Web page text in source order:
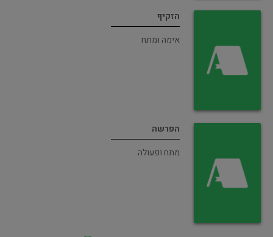
הזקיף
אימה ומתח
הפרשה
מתח ופעולה